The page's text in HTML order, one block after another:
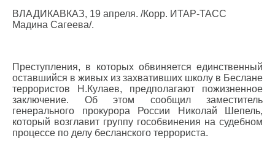
ВЛАДИКАВКАЗ, 19 апреля. /Корр. ИТАР-ТАСС
Мадина Сагеева/.
Преступления, в которых обвиняется единственный
оставшийся в живых из захвативших школу в Беслане
террористов Н.Кулаев, предполагают пожизненное
заключение. Об этом сообщил заместитель
генерального прокурора России Николай Шепель,
который возглавит группу гособвинения на судебном
процессе по делу бесланского террориста.